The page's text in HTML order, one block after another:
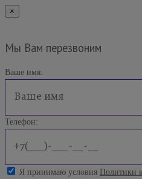
×
Мы Вам перезвоним
Ваше имя:
Телефон:
Я принимаю условия Политики